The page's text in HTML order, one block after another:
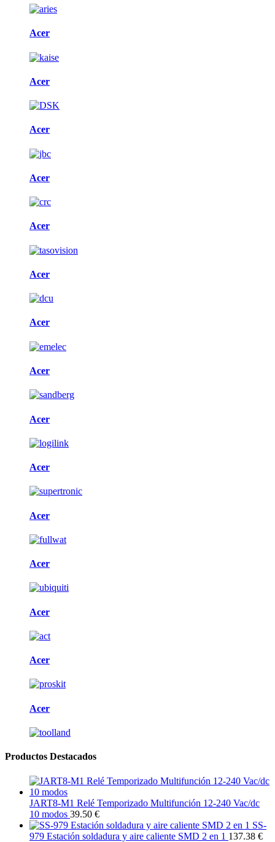
Acer
Acer
Acer
Acer
Acer
Acer
Acer
Acer
Acer
Acer
Acer
Acer
Acer
Acer
Acer
Productos Destacados
JART8-M1 Relé Temporizado Multifunción 12-240 Vac/dc
10 modos 39.50 €
SS-
979 Estación soldadura y aire caliente SMD 2 en 1 137.38 €